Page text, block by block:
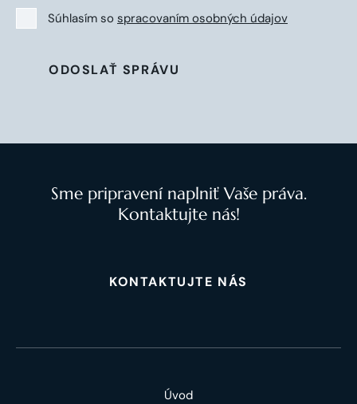
Súhlasím so spracovaním osobných údajov
ODOSLAŤ SPRÁVU
Sme pripravení naplniť Vaše práva.
Kontaktujte nás!
KONTAKTUJTE NÁS
Úvod